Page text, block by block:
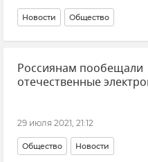
Новости Общество
Россиянам пообещали
отечественные
29 июля 2021, 21:12
Общество Новости